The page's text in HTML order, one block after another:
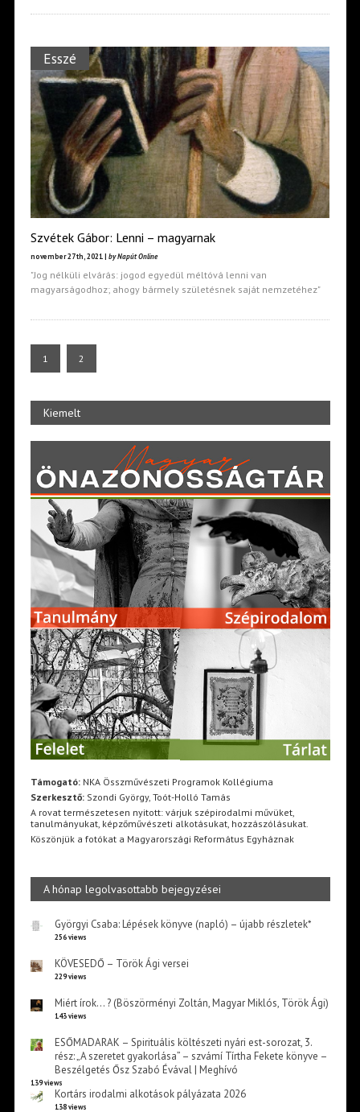
Esszé
Szvétek Gábor: Lenni – magyarnak
november 27th, 2021 | by Napút Online
"Jog nélküli elvárás: jogod egyedül méltóvá lenni van
magyarságodhoz; ahogy bármely születésnek saját nemzetéhez"
1 2
Kiemelt
Támogató:NKA Összművészeti Programok Kollégiuma
Szerkesztő:Szondi György, Toót-Holló Tamás
A rovat természetesen nyitott: várjuk szépirodalmi művüket,
tanulmányukat, képzőművészeti alkotásukat, hozzászólásukat.
Köszönjük a fotókat a Magyarországi Református Egyháznak
A hónap legolvasottabb bejegyzései
Györgyi Csaba: Lépések könyve (napló) – újabb részletek*
256 views
KÖVESEDŐ – Török Ági versei
229 views
Miért írok… ? (Böszörményi Zoltán, Magyar Miklós, Török Ági)
143 views
ESŐMADARAK – Spirituális költészeti nyári est-sorozat, 3.
rész: „A szeretet gyakorlása” – szvámí Tírtha Fekete könyve –
Beszélgetés Ősz Szabó Évával | Meghívó
139 views
Kortárs irodalmi alkotások pályázata 2026
138 views